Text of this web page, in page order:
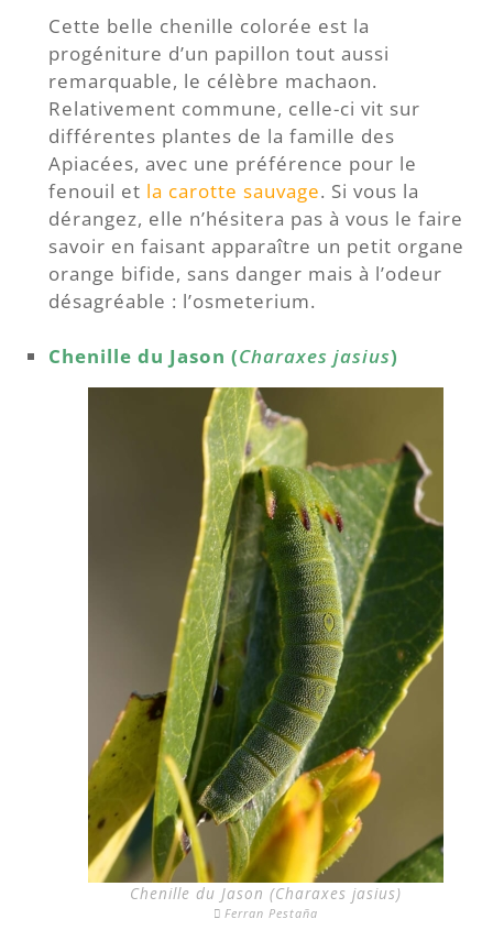
Cette belle chenille colorée est la
progéniture d’un papillon tout aussi
remarquable, le célèbre machaon.
Relativement commune, celle-ci vit sur
différentes plantes de la famille des
Apiacées, avec une préférence pour le
fenouil et la carotte sauvage. Si vous la
dérangez, elle n’hésitera pas à vous le faire
savoir en faisant apparaître un petit organe
orange bifide, sans danger mais à l’odeur
désagréable : l’osmeterium.
Chenille du Jason (Charaxes jasius)
Chenille du Jason (Charaxes jasius)
Ferran Pestaña